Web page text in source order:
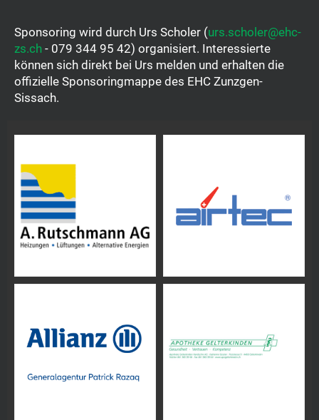
Sponsoring wird durch Urs Scholer (urs.scholer@ehc-
zs.ch - 079 344 95 42) organisiert. Interessierte
können sich direkt bei Urs melden und erhalten die
offizielle Sponsoringmappe des EHC Zunzgen-
Sissach.